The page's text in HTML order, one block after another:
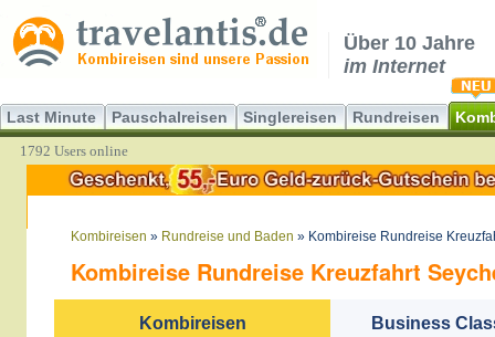
Über 10 Jahre
im Internet
Last Minute Pauschalreisen Singlereisen Rundreisen
1792 Users online
Kombireisen » Rundreise und Baden » Kombireise Rundreise
Kombireise Rundreise Kreuzfahrt
Kombireisen Business